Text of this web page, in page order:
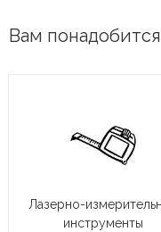
Вам понадобится
Лазерно-
инструменты